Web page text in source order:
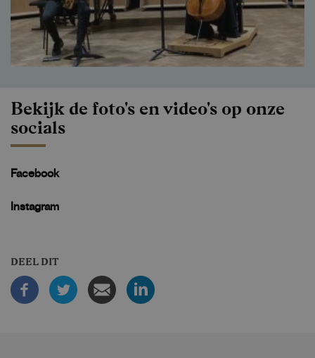
Bekijk de foto's en video's op onze
socials
Facebook
Instagram
DEEL DIT